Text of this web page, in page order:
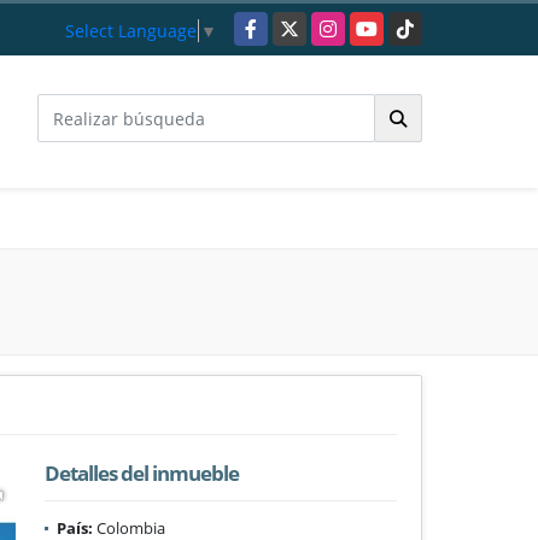
Select Language ▼ Facebook
X InstagramYouTubeTikTok
Detalles del inmueble
País: Colombia